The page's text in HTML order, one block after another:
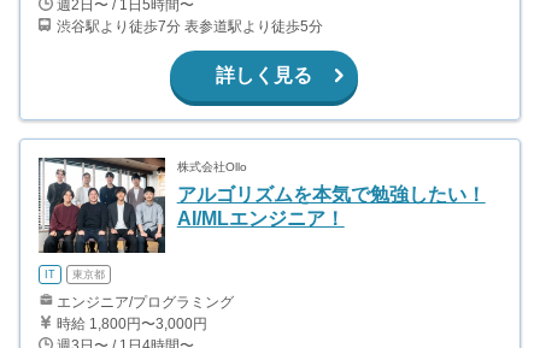
週2日〜 / 1日5時間〜
渋谷駅より徒歩7分 表参道駅より徒歩5分
詳しく見る
株式会社Ollo
アルゴリズムを本気で勉強したい！
AI/MLエンジニア！
IT 東京都
エンジニア/プログラミング
時給 1,800円〜3,000円